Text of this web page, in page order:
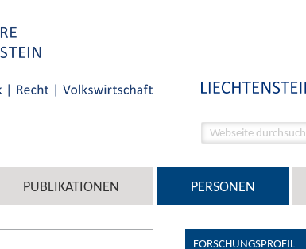
PUBLIKATIONEN PERSONEN
FORSCHUNGSPROFIL